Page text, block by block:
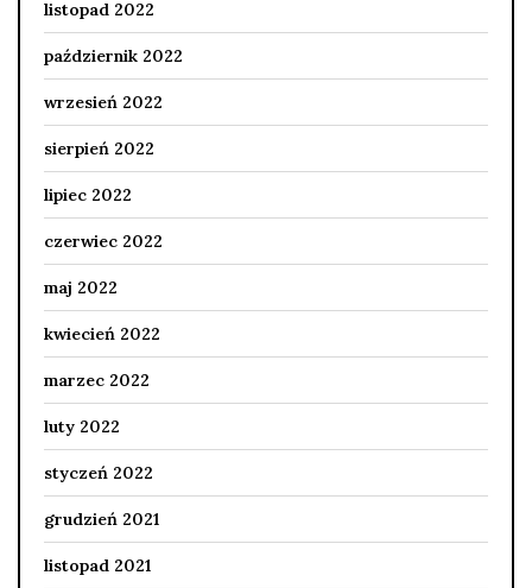
listopad 2022
październik 2022
wrzesień 2022
sierpień 2022
lipiec 2022
czerwiec 2022
maj 2022
kwiecień 2022
marzec 2022
luty 2022
styczeń 2022
grudzień 2021
listopad 2021